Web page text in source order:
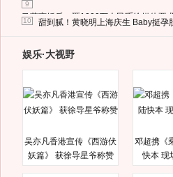
9
马蓉离婚后，砸1000万人民币给媒体要
10 甜到腻！黄晓明上海庆生 Baby挺孕
娱乐·大视野
吴亦凡香港宣传《西游伏
妖篇》 获徐导星爷称赞
邓超携《
快本 现